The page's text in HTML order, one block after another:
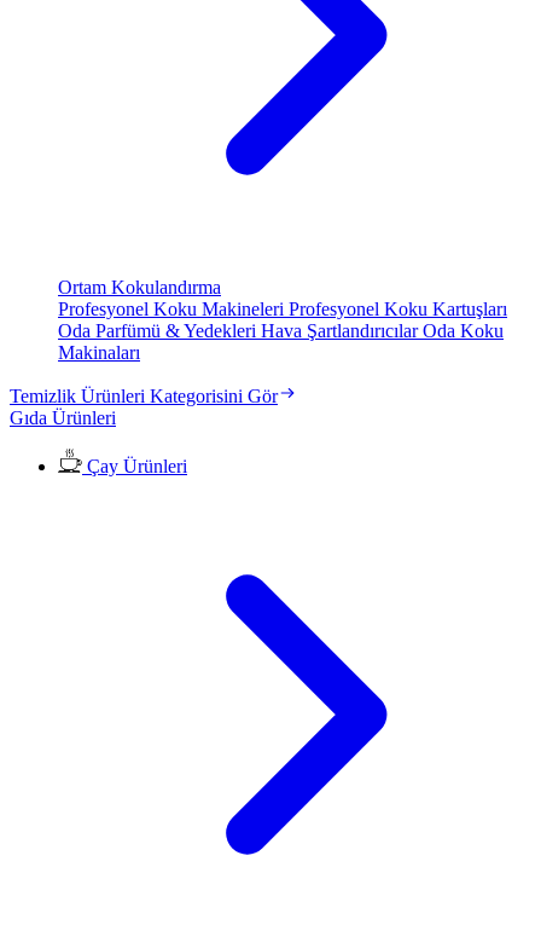
Ortam Kokulandırma
Profesyonel Koku Makineleri Profesyonel Koku Kartuşları
Oda Parfümü & Yedekleri Hava ŞartlandırıcılarOda Koku
Makinaları
Temizlik Ürünleri Kategorisini Gör
Gıda Ürünleri
Çay Ürünleri